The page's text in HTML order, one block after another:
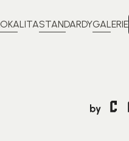
STANDARDYGALERIE